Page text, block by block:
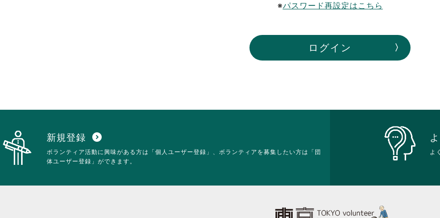
※パスワード再設定はこちら
ログイン
新規登録 expand_circle_down
ボランティア活動に興味がある方は「個人ユーザー登録」、ボランティアを募集したい方は「団
体ユーザー登録」ができます。
よ